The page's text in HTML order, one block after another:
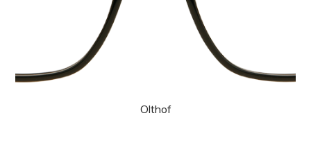
Olthof